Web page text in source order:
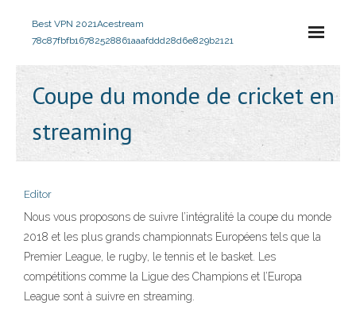
Best VPN 2021Acestream
78c87fbfb16782528861aaafddd28d6e829b2121
Coupe du monde de cricket en
streaming
Editor
Nous vous proposons de suivre l’intégralité la coupe du monde
2018 et les plus grands championnats Européens tels que la
Premier League, le rugby, le tennis et le basket. Les
compétitions comme la Ligue des Champions et l’Europa
League sont à suivre en streaming.